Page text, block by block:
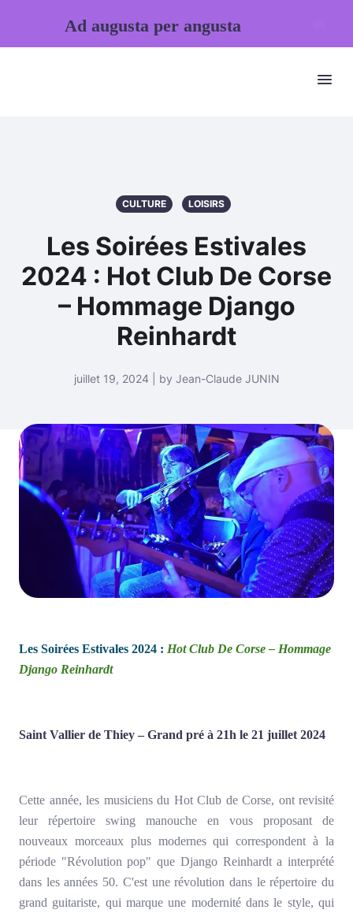
CULTURE LOISIRS
Les Soirées Estivales
2024 : Hot Club De Corse
– Hommage Django
Reinhardt
juillet 19, 2024 | by Jean-Claude JUNIN
Les Soirées Estivales 2024 : Hot Club De Corse – Hommage
Django Reinhardt
Saint Vallier de Thiey – Grand pré à 21h le 21 juillet 2024
Cette année, les musiciens du Hot Club de Corse, ont revisité
leur répertoire swing manouche en vous proposant de
nouveaux morceaux plus modernes qui correspondent à la
période "Révolution pop" que Django Reinhardt a interprété
dans les années 50. C'est une révolution dans le répertoire du
grand guitariste, qui marque une modernité dans le style, qui
Ad augusta per angusta